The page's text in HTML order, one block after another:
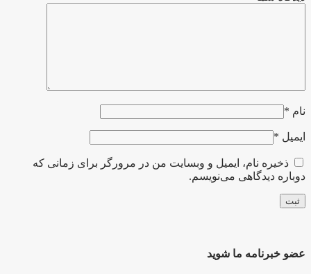
نام *
ایمیل *
ذخیره نام، ایمیل و وبسایت من در مرورگر برای زمانی که
دوباره دیدگاهی می‌نویسم.
عضو خبرنامه ما شوید